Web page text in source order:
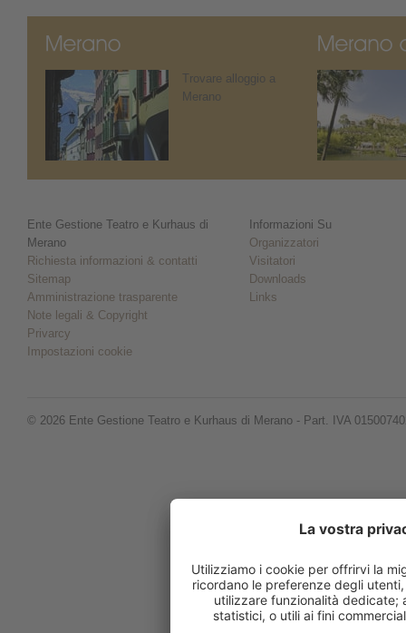
Trovare alloggio a
Merano
Ente Gestione Teatro e Kurhaus di
Merano
Richiesta informazioni & contatti
Sitemap
Amministrazione trasparente
Note legali & Copyright
Privarcy
Impostazioni cookie
Informazioni Su
Organizzatori
Visitatori
Downloads
Links
© 2026 Ente Gestione Teatro e Kurhaus di Merano - Part. IVA